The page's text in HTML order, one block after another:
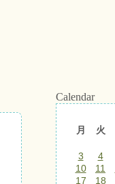
Calendar
月
火
3
4
10
11
17
18